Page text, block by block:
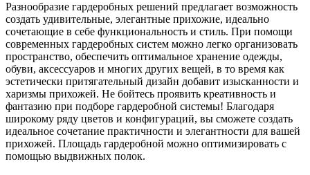
Разнообразие гардеробных решений предлагает возможность
создать удивительные, элегантные прихожие, идеально
сочетающие в себе функциональность и стиль. При помощи
современных гардеробных систем можно легко организовать
пространство, обеспечить оптимальное хранение одежды,
обуви, аксессуаров и многих других вещей, в то время как
эстетически притягательный дизайн добавит изысканности и
харизмы прихожей. Не бойтесь проявить креативность и
фантазию при подборе гардеробной системы! Благодаря
широкому ряду цветов и конфигураций, вы сможете создать
идеальное сочетание практичности и элегантности для вашей
прихожей. Площадь гардеробной можно оптимизировать с
помощью выдвижных полок.